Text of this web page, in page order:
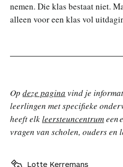
nemen. Die klas bestaat niet.
alleen voor een klas vol
Op deze pagina vind je
leerlingen met specifieke
heeft elkleersteuncentrumeen
vragen van scholen, ouders en
Lotte Kerremans